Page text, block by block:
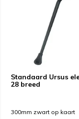
Standaard Ursus
28 breed
300mm zwart op kaart